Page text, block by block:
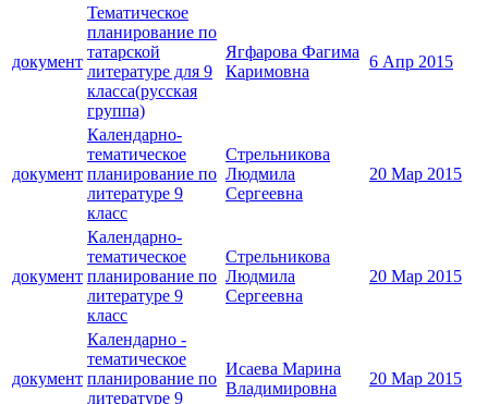
документ
Тематическое
планирование по
татарской
литературе для 9
класса(русская
группа)
Ягфарова Фагима
Каримовна
6 Апр 2015
документ
Календарно-
тематическое
планирование по
литературе 9
класс
Стрельникова
Людмила
Сергеевна
20 Мар 2015
документ
Календарно-
тематическое
планирование по
литературе 9
класс
Стрельникова
Людмила
Сергеевна
20 Мар 2015
документ
Календарно -
тематическое
планирование по
литературе 9
Исаева Марина
Владимировна
20 Мар 2015